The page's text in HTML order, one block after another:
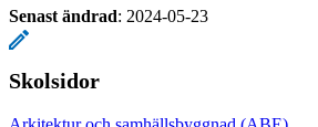
Senast ändrad: 2024-05-23
Skolsidor